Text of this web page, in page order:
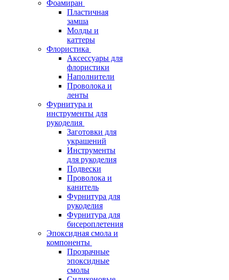
Фоамиран
Пластичная
замша
Молды и
каттеры
Флористика
Аксессуары для
флористики
Наполнители
Проволока и
ленты
Фурнитура и
инструменты для
рукоделия
Заготовки для
украшений
Инструменты
для рукоделия
Подвески
Проволока и
канитель
Фурнитура для
рукоделия
Фурнитура для
бисероплетения
Эпоксидная смола и
компоненты
Прозрачные
эпоксидные
смолы